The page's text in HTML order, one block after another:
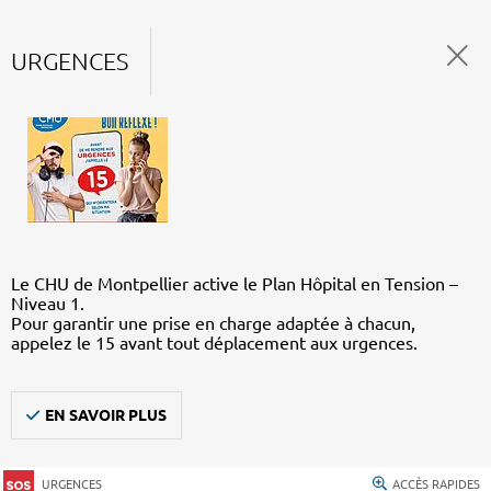
URGENCES
Le CHU de Montpellier active le Plan Hôpital en Tension –
Niveau 1.
Pour garantir une prise en charge adaptée à chacun,
appelez le 15 avant tout déplacement aux urgences.
EN SAVOIR PLUS
URGENCES ACCÈS RAPIDES